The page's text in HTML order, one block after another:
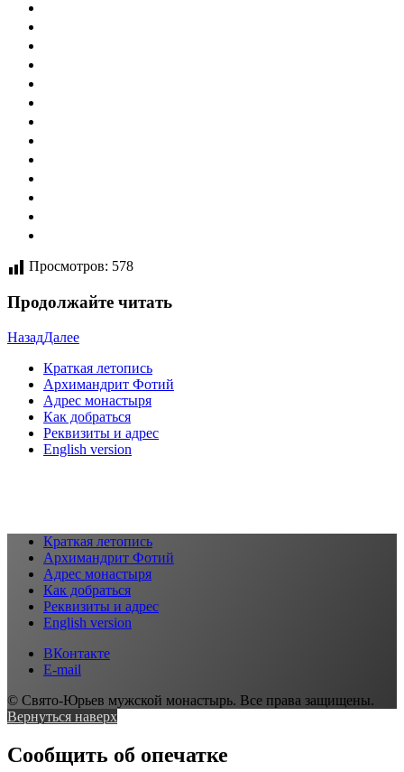
Просмотров: 578
Продолжайте читать
НазадДалее
Краткая летопись
Архимандрит Фотий
Адрес монастыря
Как добраться
Реквизиты и адрес
English version
Краткая летопись
Архимандрит Фотий
Адрес монастыря
Как добраться
Реквизиты и адрес
English version
ВКонтакте
E-mail
© Свято-Юрьев мужской монастырь. Все права защищены.
Вернуться наверх
Сообщить об опечатке